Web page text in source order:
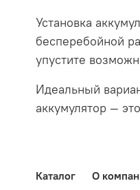
Установка
бесперебойной
упустите
Идеальный
аккумулятор —
Каталог О